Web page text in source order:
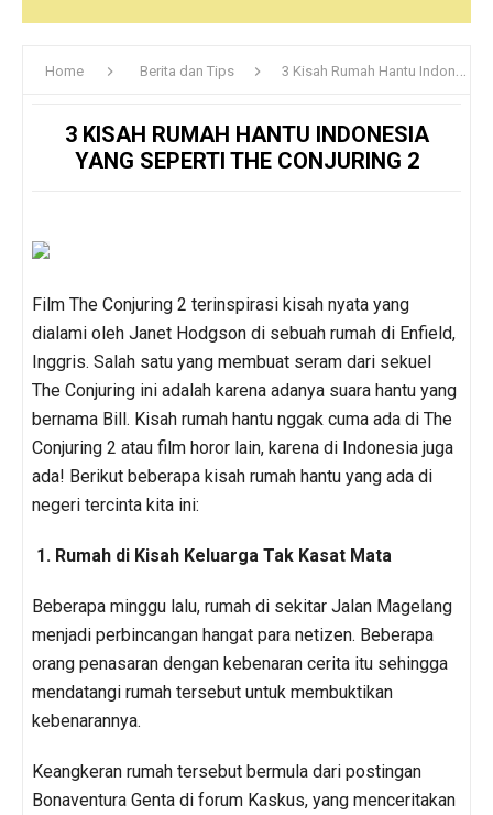
Home Berita dan Tips 3 Kisah Rumah Hantu Indonesia Yang Seperti The Conjuring 2
3 KISAH RUMAH HANTU INDONESIA
YANG SEPERTI THE CONJURING 2
Film The Conjuring 2 terinspirasi kisah nyata yang
dialami oleh Janet Hodgson di sebuah rumah di Enfield,
Inggris. Salah satu yang membuat seram dari sekuel
The Conjuring ini adalah karena adanya suara hantu yang
bernama Bill. Kisah rumah hantu nggak cuma ada di The
Conjuring 2 atau film horor lain, karena di Indonesia juga
ada! Berikut beberapa kisah rumah hantu yang ada di
negeri tercinta kita ini:
1. Rumah di Kisah Keluarga Tak Kasat Mata
Beberapa minggu lalu, rumah di sekitar Jalan Magelang
menjadi perbincangan hangat para netizen. Beberapa
orang penasaran dengan kebenaran cerita itu sehingga
mendatangi rumah tersebut untuk membuktikan
kebenarannya.
Keangkeran rumah tersebut bermula dari postingan
Bonaventura Genta di forum Kaskus, yang menceritakan